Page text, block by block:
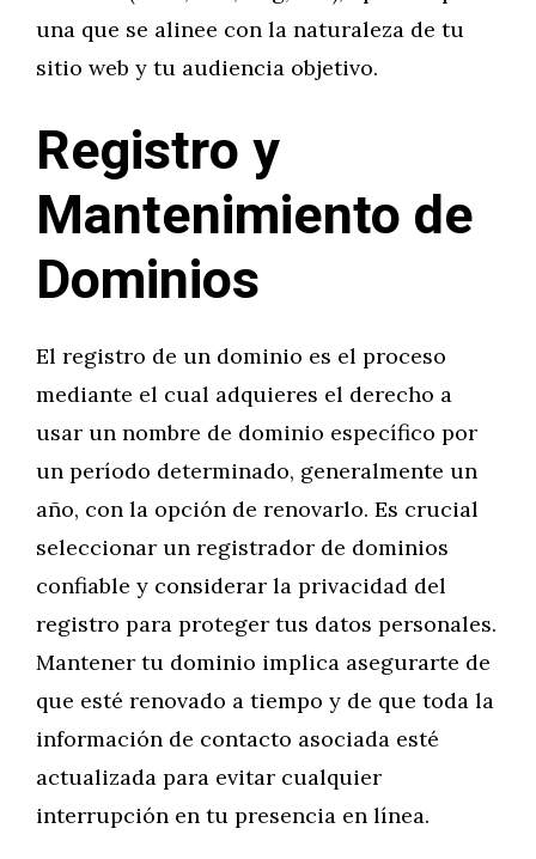
una que se alinee con la naturaleza de tu
sitio web y tu audiencia objetivo.
Registro y
Mantenimiento de
Dominios
El registro de un dominio es el proceso
mediante el cual adquieres el derecho a
usar un nombre de dominio específico por
un período determinado, generalmente un
año, con la opción de renovarlo. Es crucial
seleccionar un registrador de dominios
confiable y considerar la privacidad del
registro para proteger tus datos personales.
Mantener tu dominio implica asegurarte de
que esté renovado a tiempo y de que toda la
información de contacto asociada esté
actualizada para evitar cualquier
interrupción en tu presencia en línea.